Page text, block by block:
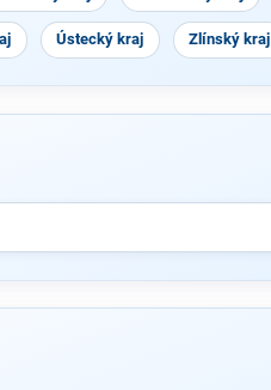
Ústecký kraj Zlínský kraj